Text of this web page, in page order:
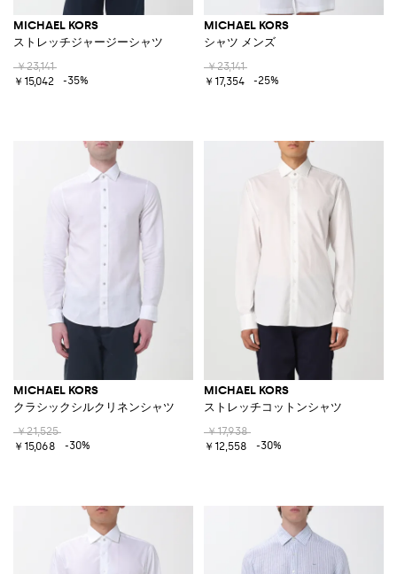
MICHAEL KORS
ストレッチジャージーシャツ
￥23,141
￥15,042
-35%
MICHAEL KORS
シャツ メンズ
￥23,141
￥17,354
-25%
MICHAEL KORS
クラシックシルクリネンシャツ
￥21,525
￥15,068
-30%
MICHAEL KORS
ストレッチコットンシャツ
￥17,938
￥12,558
-30%